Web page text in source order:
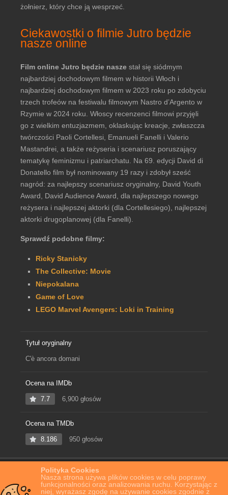
Polityka Cookies
Nasza strona używa plików cookies w celu poprawy
funkcjonalności oraz analizowania ruchu. Korzystając z
niej, wyrażasz zgodę na używanie cookies zgodnie z
żołnierz, który chce ją wesprzeć.
Ciekawostki o filmie Jutro będzie
nasze online
Film online Jutro będzie nasze stał się siódmym
najbardziej dochodowym filmem w historii Włoch i
najbardziej dochodowym filmem w 2023 roku po zdobyciu
trzech trofeów na festiwalu filmowym Nastro d’Argento w
Rzymie w 2024 roku. Włoscy recenzenci filmowi przyjęli
go z wielkim entuzjazmem, oklaskując kreacje, zwłaszcza
twórczości Paoli Cortellesi, Emanueli Fanelli i Valerio
Mastandrei, a także reżyseria i scenariusz poruszający
tematykę feminizmu i patriarchatu. Na 69. edycji David di
Donatello film był nominowany 19 razy i zdobył sześć
nagród: za najlepszy scenariusz oryginalny, David Youth
Award, David Audience Award, dla najlepszego nowego
reżysera i najlepszej aktorki (dla Cortellesiego), najlepszej
aktorki drugoplanowej (dla Fanelli).
Sprawdź podobne filmy:
Ricky Stanicky
The Collective: Movie
Niepokalana
Game of Love
LEGO Marvel Avengers: Loki in Training
Tytuł oryginalny
C'è ancora domani
Ocena na IMDb
7.7 6,900 głosów
Ocena na TMDb
8.186 950 głosów
Film Online Jutro będzie nasze